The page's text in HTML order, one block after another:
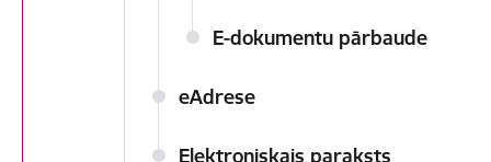
E-dokumentu pārbaude
eAdrese
Elektroniskais paraksts